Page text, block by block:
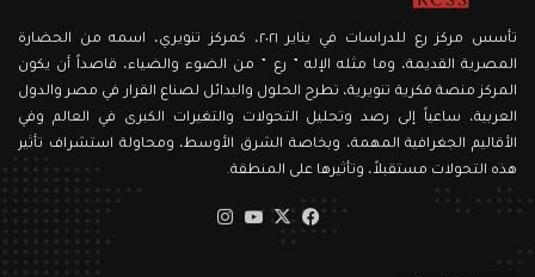
تأسس مركز رع للدراسات في يناير ٢٠٢١، كمركز تنويري، اسمه من الحضارة
المصرية القديمة، وما مثله الإله ” رع ” من الضوء والضياء، قاصداً أن يكون
المركز منصة فكرية تنويرية، تطرح الحلول والبدائل لصناع القرار في مصر والدول
العربية، ساعياً إلى رصد وتحليل التحولات والتغيرات الكبرى في العالم وفي
الأقاليم الجغرافية المهمة، وبخاصة الشرق الأوسط، ومحاولة استشراف تأثير
هذه التحولات مستقبلاً، وتأثيرها على المنطقة.
فيسبوك
‫X
‫YouTube